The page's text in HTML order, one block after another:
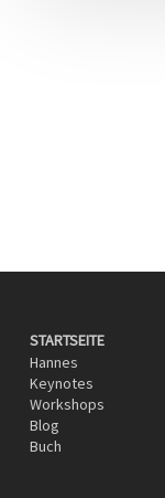
STARTSEITE
Hannes
Keynotes
Workshops
Blog
Buch